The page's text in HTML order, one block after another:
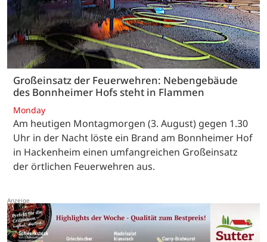
Großeinsatz der Feuerwehren: Nebengebäude
des Bonnheimer Hofs steht in Flammen
Monday
Am heutigen Montagmorgen (3. August) gegen 1.30
Uhr in der Nacht löste ein Brand am Bonnheimer Hof
in Hackenheim einen umfangreichen Großeinsatz
der örtlichen Feuerwehren aus.